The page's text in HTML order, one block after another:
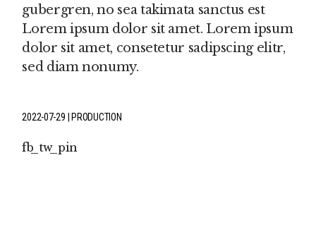
gubergren, no sea takimata sanctus est
Lorem ipsum dolor sit amet. Lorem ipsum
dolor sit amet, consetetur sadipscing elitr,
sed diam nonumy.
2022-07-29 PRODUCTION
fb tw pin